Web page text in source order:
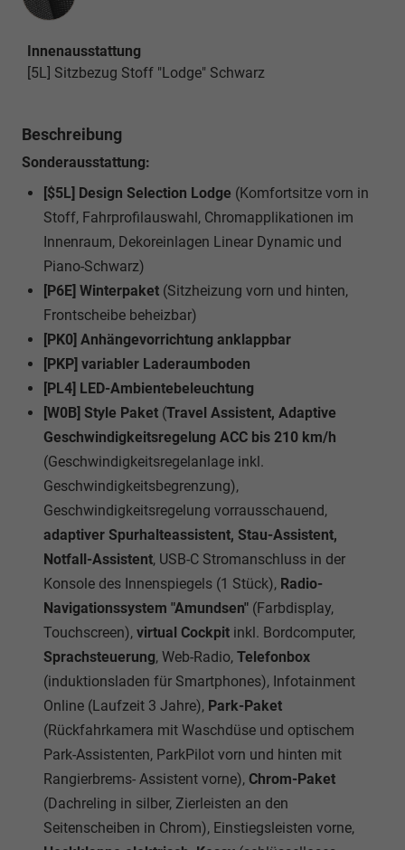
Innenausstattung
[5L] Sitzbezug Stoff "Lodge" Schwarz
Beschreibung
Sonderausstattung:
[$5L] Design Selection Lodge (Komfortsitze vorn in
Stoff, Fahrprofilauswahl, Chromapplikationen im
Innenraum, Dekoreinlagen Linear Dynamic und
Piano-Schwarz)
[P6E] Winterpaket (Sitzheizung vorn und hinten,
Frontscheibe beheizbar)
[PK0] Anhängevorrichtung anklappbar
[PKP] variabler Laderaumboden
[PL4] LED-Ambientebeleuchtung
[W0B] Style Paket (Travel Assistent, Adaptive
Geschwindigkeitsregelung ACC bis 210 km/h
(Geschwindigkeitsregelanlage inkl.
Geschwindigkeitsbegrenzung),
Geschwindigkeitsregelung vorrausschauend,
adaptiver Spurhalteassistent, Stau-Assistent,
Notfall-Assistent, USB-C Stromanschluss in der
Konsole des Innenspiegels (1 Stück), Radio-
Navigationssystem "Amundsen" (Farbdisplay,
Touchscreen), virtual Cockpit inkl. Bordcomputer,
Sprachsteuerung, Web-Radio, Telefonbox
(induktionsladen für Smartphones), Infotainment
Online (Laufzeit 3 Jahre), Park-Paket
(Rückfahrkamera mit Waschdüse und optischem
Park-Assistenten, ParkPilot vorn und hinten mit
Rangierbrems- Assistent vorne), Chrom-Paket
(Dachreling in silber, Zierleisten an den
Seitenscheiben in Chrom), Einstiegsleisten vorne,